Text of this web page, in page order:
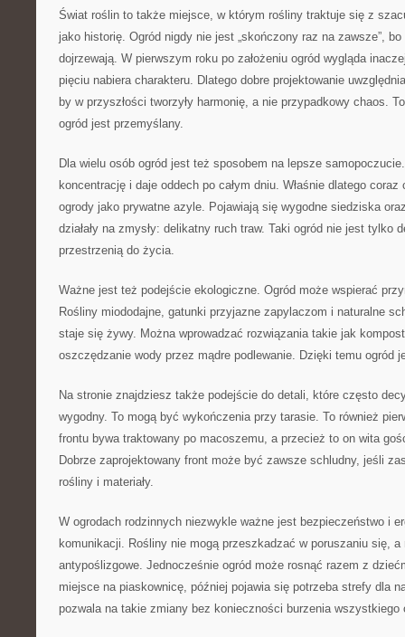
Świat roślin to także miejsce, w którym rośliny traktuje się z
jako historię. Ogród nigdy nie jest „skończony raz na zawsze”,
dojrzewają. W pierwszym roku po założeniu ogród wygląda
pięciu nabiera charakteru. Dlatego dobre projektowanie
by w przyszłości tworzyły harmonię, a nie przypadkowy chaos.
ogród jest przemyślany.
Dla wielu osób ogród jest też sposobem na lepsze
koncentrację i daje oddech po całym dniu. Właśnie dlatego
ogrody jako prywatne azyle. Pojawiają się wygodne siedziska
działały na zmysły: delikatny ruch traw. Taki ogród nie jest tylko
przestrzenią do życia.
Ważne jest też podejście ekologiczne. Ogród może wspierać
Rośliny miododajne, gatunki przyjazne zapylaczom i naturalne
staje się żywy. Można wprowadzać rozwiązania takie jak
oszczędzanie wody przez mądre podlewanie. Dzięki temu ogród
Na stronie znajdziesz także podejście do detali, które często
wygodny. To mogą być wykończenia przy tarasie. To również
frontu bywa traktowany po macoszemu, a przecież to on wita
Dobrze zaprojektowany front może być zawsze schludny, jeśli
rośliny i materiały.
W ogrodach rodzinnych niezwykle ważne jest bezpieczeństwo i
komunikacji. Rośliny nie mogą przeszkadzać w poruszaniu się,
antypoślizgowe. Jednocześnie ogród może rosnąć razem z
miejsce na piaskownicę, później pojawia się potrzeba strefy dla
pozwala na takie zmiany bez konieczności burzenia wszystkiego